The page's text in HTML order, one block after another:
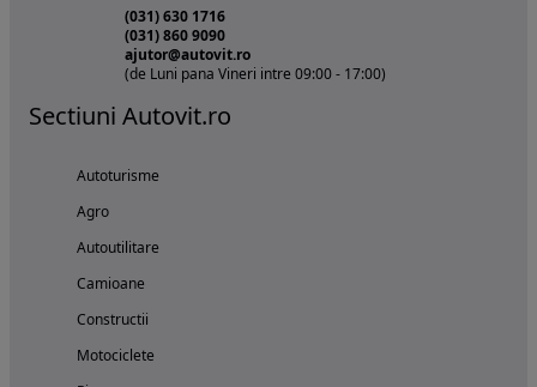
(031) 630 1716
(031) 860 9090
ajutor@autovit.ro
(de Luni pana Vineri intre 09:00 - 17:00)
Sectiuni Autovit.ro
Autoturisme
Agro
Autoutilitare
Camioane
Constructii
Motociclete